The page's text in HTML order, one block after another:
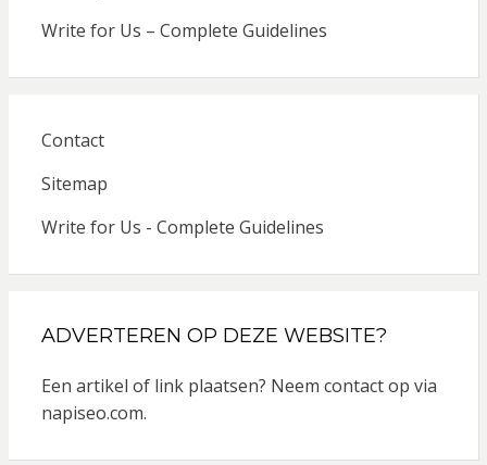
Write for Us – Complete Guidelines
Contact
Sitemap
Write for Us - Complete Guidelines
ADVERTEREN OP DEZE WEBSITE?
Een artikel of link plaatsen? Neem contact op via
napiseo.com.